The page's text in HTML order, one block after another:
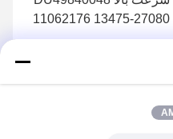
11062176 13475-27080
چرخ محور لگن
بهترین قیمت را دریافت کنید